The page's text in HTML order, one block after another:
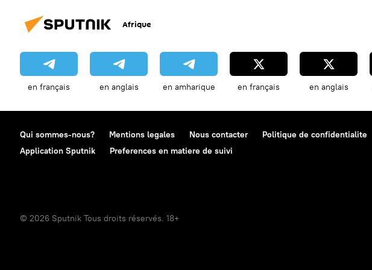
Afrique
en français en anglais en amharique en français en anglais
Qui sommes-nous? Mentions legales Nous contacter Politique de confidentialite
Application Sputnik
Preferences en matiere de suivi
© 2026 Sputnik Tous droits réservés. 18+